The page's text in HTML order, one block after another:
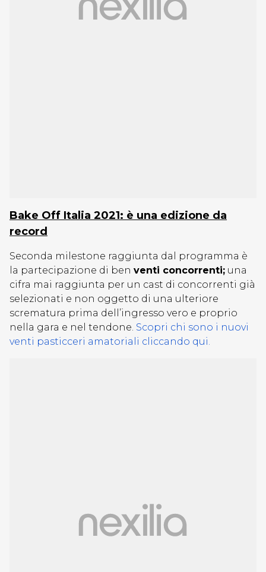
Bake Off Italia 2021: è una edizione da
record
Seconda milestone raggiunta dal programma è
la partecipazione di ben venti concorrenti; una
cifra mai raggiunta per un cast di concorrenti già
selezionati e non oggetto di una ulteriore
scrematura prima dell’ingresso vero e proprio
nella gara e nel tendone. Scopri chi sono i nuovi
venti pasticceri amatoriali cliccando qui.